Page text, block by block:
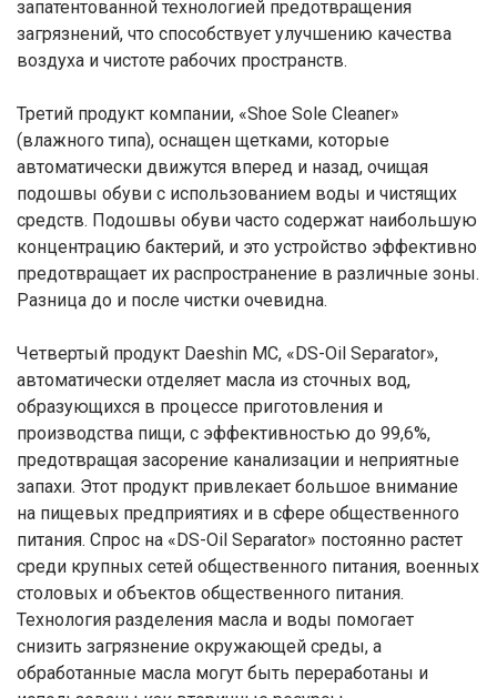
запатентованной технологией предотвращения
загрязнений, что способствует улучшению качества
воздуха и чистоте рабочих пространств.
Третий продукт компании, «Shoe Sole Cleaner»
(влажного типа), оснащен щетками, которые
автоматически движутся вперед и назад, очищая
подошвы обуви с использованием воды и чистящих
средств. Подошвы обуви часто содержат наибольшую
концентрацию бактерий, и это устройство эффективно
предотвращает их распространение в различные зоны.
Разница до и после чистки очевидна.
Четвертый продукт Daeshin MC, «DS-Oil Separator»,
автоматически отделяет масла из сточных вод,
образующихся в процессе приготовления и
производства пищи, с эффективностью до 99,6%,
предотвращая засорение канализации и неприятные
запахи. Этот продукт привлекает большое внимание
на пищевых предприятиях и в сфере общественного
питания. Спрос на «DS-Oil Separator» постоянно растет
среди крупных сетей общественного питания, военных
столовых и объектов общественного питания.
Технология разделения масла и воды помогает
снизить загрязнение окружающей среды, а
обработанные масла могут быть переработаны и